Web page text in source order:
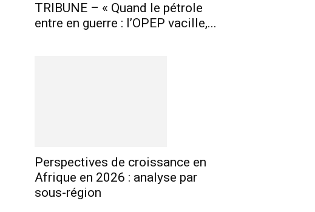
TRIBUNE – « Quand le pétrole
entre en guerre : l’OPEP vacille,...
Perspectives de croissance en
Afrique en 2026 : analyse par
sous-région